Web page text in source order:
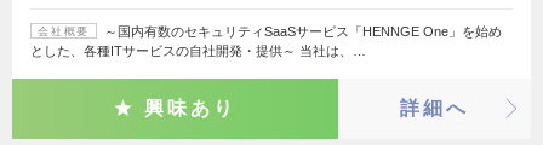
会社概要
～国内有数のセキュリティSaaSサービス「HENNGE One」を始め
とした、各種ITサービスの自社開発・提供～ 当社は、…
興味あり 詳細へ